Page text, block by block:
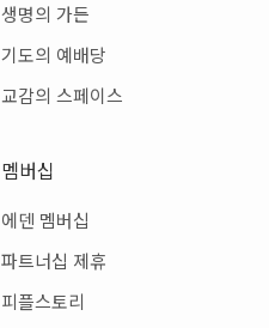
생명의 가든
기도의 예배당
교감의 스페이스
멤버십
에덴 멤버십
파트너십 제휴
피플스토리